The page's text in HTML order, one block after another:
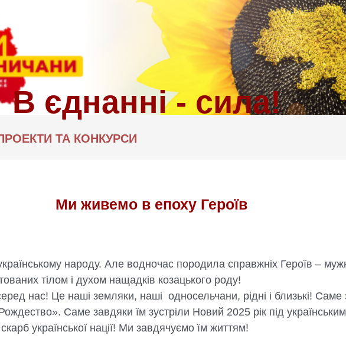
ТА КОНКУРСИ
Ми живемо в епоху Героїв
народу. Але водночас породила справжніх Героїв –
тілом і духом нащадків козацького роду!
нас! Це наші земляки, наші односельчани, рідні і близькі! Саме
Саме завдяки їм зустріли Новий 2025 рік під
української нації! Ми завдячуємо їм життям!